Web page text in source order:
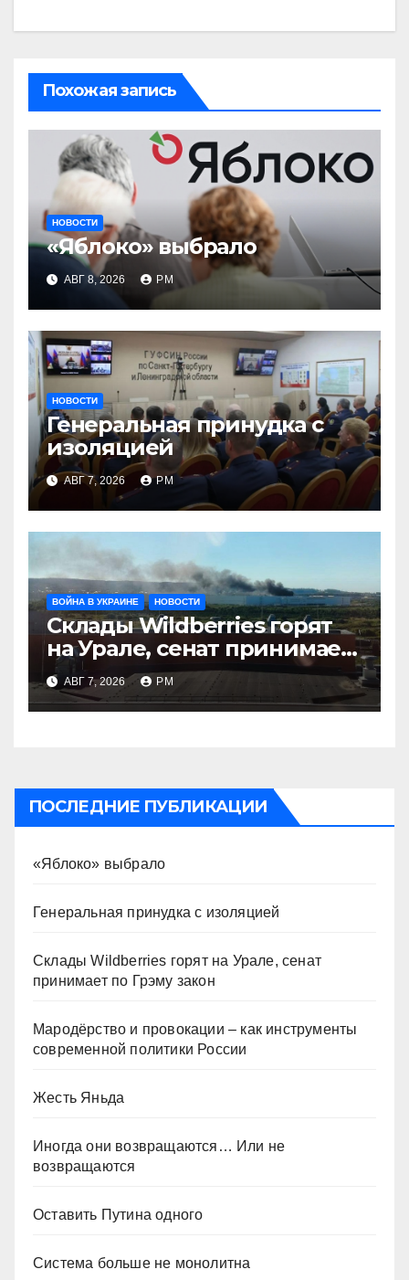
Похожая запись
НОВОСТИ
«Яблоко» выбрало
АВГ 8, 2026 РМ
НОВОСТИ
Генеральная принудка с
изоляцией
АВГ 7, 2026 РМ
ВОЙНА В УКРАИНЕ НОВОСТИ
Склады Wildberries горят
на Урале, сенат принимает
по Грэму закон
АВГ 7, 2026 РМ
ПОСЛЕДНИЕ ПУБЛИКАЦИИ
«Яблоко» выбрало
Генеральная принудка с изоляцией
Склады Wildberries горят на Урале, сенат
принимает по Грэму закон
Мародёрство и провокации – как инструменты
современной политики России
Жесть Яньда
Иногда они возвращаются… Или не
возвращаются
Оставить Путина одного
Система больше не монолитна